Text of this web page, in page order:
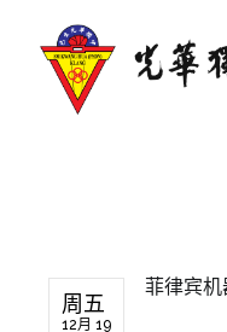
周五
12月 19
菲律宾机